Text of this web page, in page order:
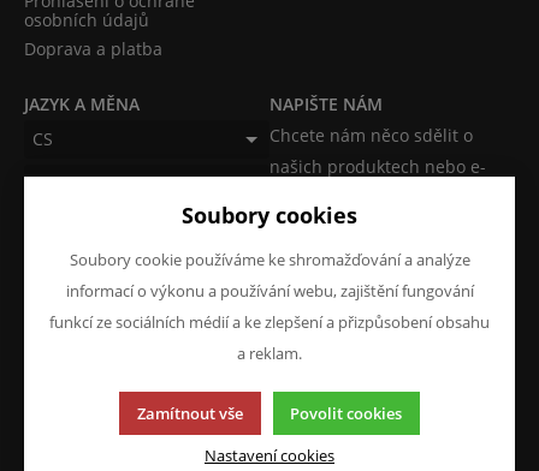
osobních údajů
Doprava a platba
JAZYK A MĚNA
CS
CZK (Kč)
NAPIŠTE NÁM
Chcete nám něco sdělit o
našich produktech nebo e-
Tato stránka používá soubory cookies. Klikněte pro více
© 2013-2026 ATKM s.r.o.
Soubory cookies
Soubory cookie používáme ke shromažďování a analýze
informací o výkonu a používání webu, zajištění fungování
funkcí ze sociálních médií a ke zlepšení a přizpůsobení obsahu
a reklam.
Zamítnout vše Povolit cookies
Nastavení cookies